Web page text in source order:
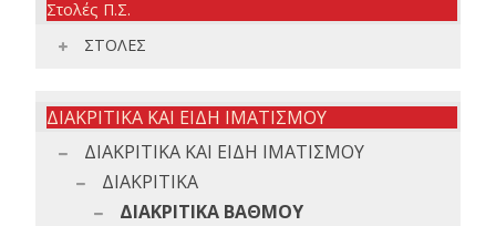
Στολές Π.Σ.
ΣΤΟΛΕΣ
ΔΙΑΚΡΙΤΙΚΑ ΚΑΙ ΕΙΔΗ ΙΜΑΤΙΣΜΟΥ
ΔΙΑΚΡΙΤΙΚΑ ΚΑΙ ΕΙΔΗ ΙΜΑΤΙΣΜΟΥ
ΔΙΑΚΡΙΤΙΚΑ
ΔΙΑΚΡΙΤΙΚΑ ΒΑΘΜΟΥ